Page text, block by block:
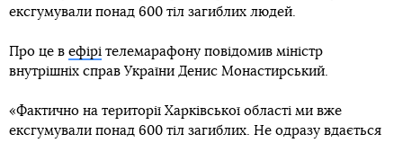
ексгумували понад 600 тіл загиблих людей.
Про це в ефірі телемарафону повідомив міністр
внутрішніх справ України Денис Монастирський.
«Фактично на території Харківської області ми вже
ексгумували понад 600 тіл загиблих. Не одразу вдається